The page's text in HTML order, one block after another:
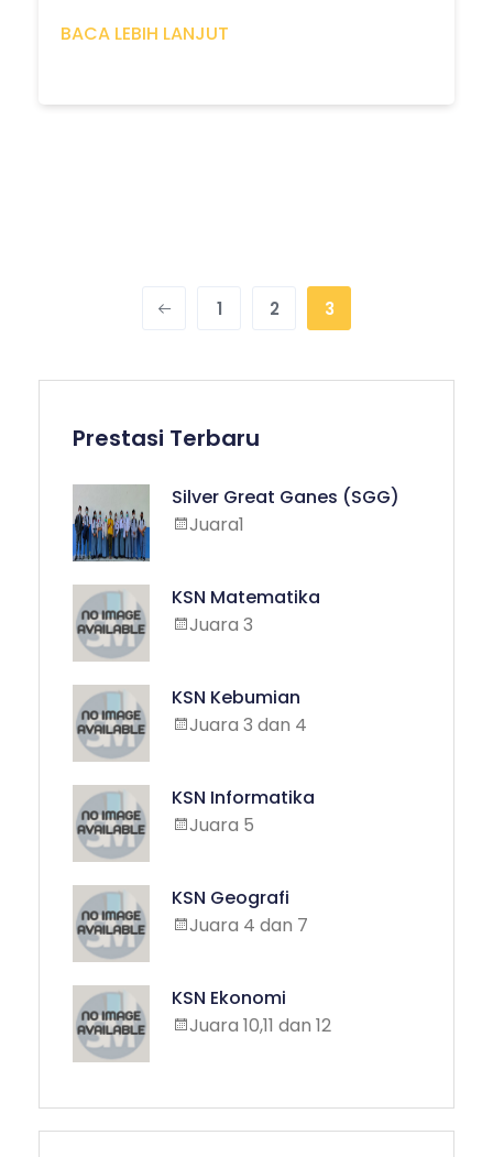
BACA LEBIH LANJUT
1 2 3
Prestasi Terbaru
Silver Great Ganes (SGG)
Juara1
KSN Matematika
Juara 3
KSN Kebumian
Juara 3 dan 4
KSN Informatika
Juara 5
KSN Geografi
Juara 4 dan 7
KSN Ekonomi
Juara 10,11 dan 12